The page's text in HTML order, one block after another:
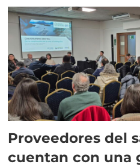
Proveedores del
cuentan con una